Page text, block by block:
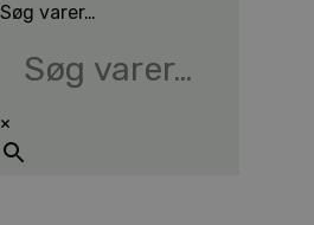
Søg varer…
×